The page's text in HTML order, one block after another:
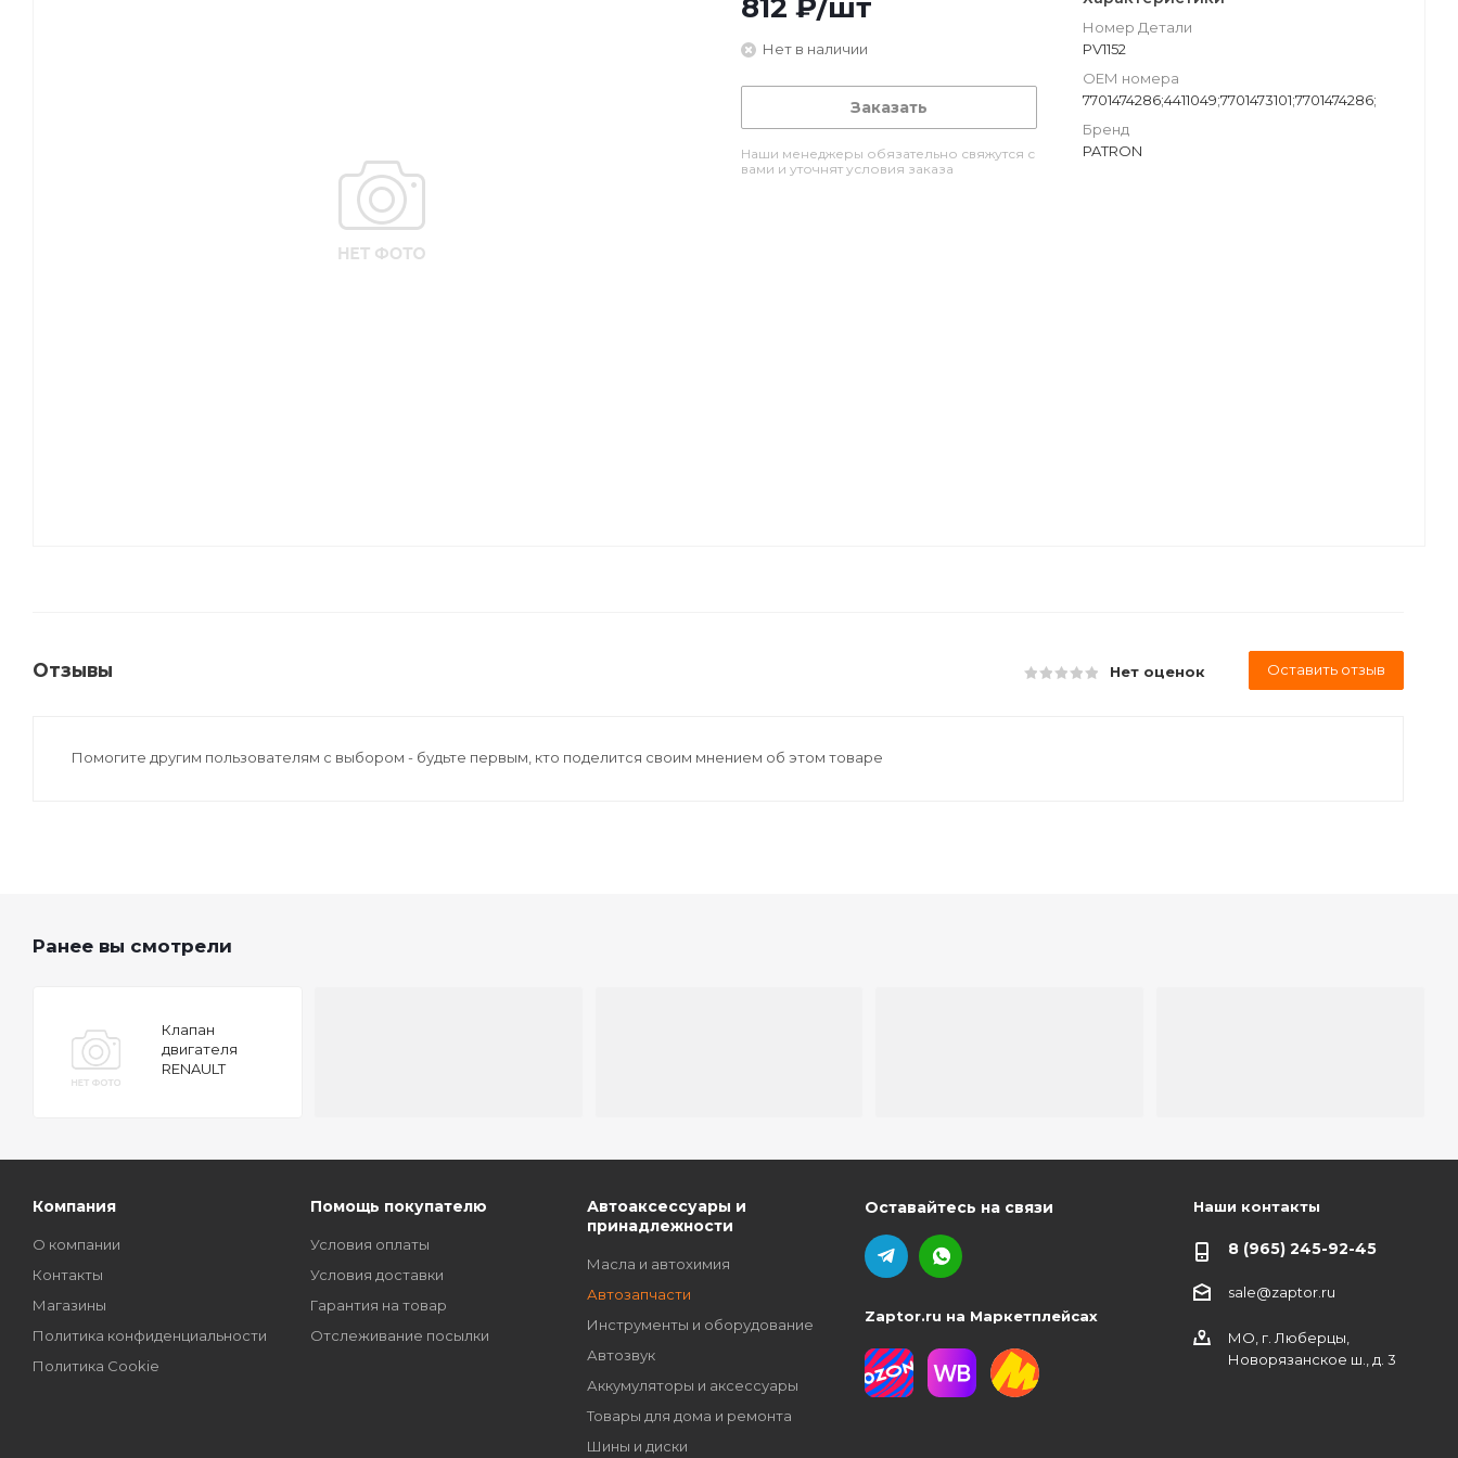
812 ₽/шт
Нет в наличии
Заказать
Наши менеджеры обязательно свяжутся с
вами и уточнят условия заказа
Номер Детали
PV1152
ОЕМ номера
7701474286;4411049;7701473101;7701474286;
Бренд
PATRON
Отзывы Нет оценок Оставить отзыв
Помогите другим пользователям с выбором - будьте первым, кто поделится своим мнением об этом товаре
Ранее вы смотрели
Клапан
двигателя
RENAULT
Компания
О компании
Контакты
Магазины
Политика конфиденциальности
Политика Cookie
Помощь покупателю
Условия оплаты
Условия доставки
Гарантия на товар
Отслеживание посылки
Автоаксессуары и
принадлежности
Масла и автохимия
Автозапчасти
Инструменты и оборудование
Автозвук
Аккумуляторы и аксессуары
Товары для дома и ремонта
Шины и диски
Оставайтесь на связи
Zaptor.ru на Маркетплейсах
Наши контакты
8 (965) 245-92-45
sale@zaptor.ru
МО, г. Люберцы,
Новорязанское ш., д. 3